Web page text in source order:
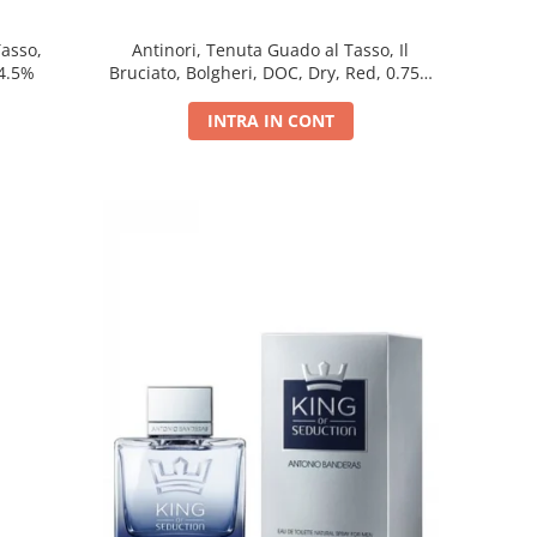
Antinori, Tenuta Guado al Tasso, Il
Bruciato, Bolgheri, DOC, Dry, Red, 0.75L,
INTRA IN CONT